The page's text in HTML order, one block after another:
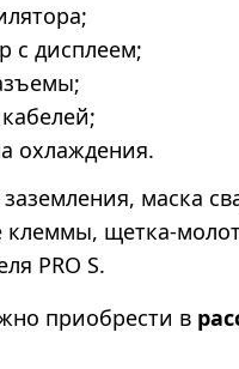
с дисплеем;
охлаждения.
маска
щетка-
PRO S.
приобрести в